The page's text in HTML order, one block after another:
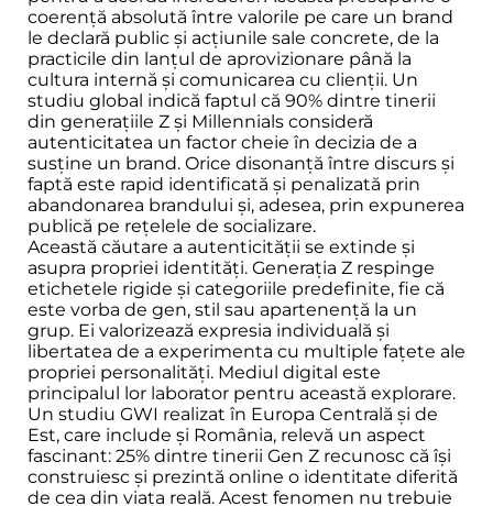
coerență absolută între valorile pe care un brand
le declară public și acțiunile sale concrete, de la
practicile din lanțul de aprovizionare până la
cultura internă și comunicarea cu clienții. Un
studiu global indică faptul că 90% dintre tinerii
din generațiile Z și Millennials consideră
autenticitatea un factor cheie în decizia de a
susține un brand. Orice disonanță între discurs și
faptă este rapid identificată și penalizată prin
abandonarea brandului și, adesea, prin expunerea
publică pe rețelele de socializare.
Această căutare a autenticității se extinde și
asupra propriei identități. Generația Z respinge
etichetele rigide și categoriile predefinite, fie că
este vorba de gen, stil sau apartenență la un
grup. Ei valorizează expresia individuală și
libertatea de a experimenta cu multiple fațete ale
propriei personalități. Mediul digital este
principalul lor laborator pentru această explorare.
Un studiu GWI realizat în Europa Centrală și de
Est, care include și România, relevă un aspect
fascinant: 25% dintre tinerii Gen Z recunosc că își
construiesc și prezintă online o identitate diferită
de cea din viața reală. Acest fenomen nu trebuie